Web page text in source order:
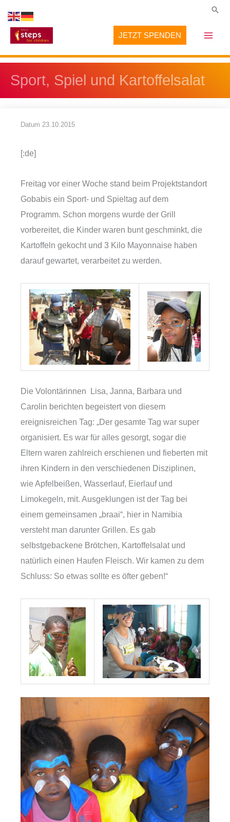
Inhalt
springen
JETZT SPENDEN
Sport, Spiel und Kartoffelsalat
Datum 23.10.2015
[:de]
Freitag vor einer Woche stand beim Projektstandort
Gobabis ein Sport- und Spieltag auf dem
Programm. Schon morgens wurde der Grill
vorbereitet, die Kinder waren bunt geschminkt, die
Kartoffeln gekocht und 3 Kilo Mayonnaise haben
darauf gewartet, verarbeitet zu werden.
Die Volontärinnen Lisa, Janna, Barbara und
Carolin berichten begeistert von diesem
ereignisreichen Tag: „Der gesamte Tag war super
organisiert. Es war für alles gesorgt, sogar die
Eltern waren zahlreich erschienen und fieberten mit
ihren Kindern in den verschiedenen Disziplinen,
wie Apfelbeißen, Wasserlauf, Eierlauf und
Limokegeln, mit. Ausgeklungen ist der Tag bei
einem gemeinsamen „braai“, hier in Namibia
versteht man darunter Grillen. Es gab
selbstgebackene Brötchen, Kartoffelsalat und
natürlich einen Haufen Fleisch. Wir kamen zu dem
Schluss: So etwas sollte es öfter geben!“